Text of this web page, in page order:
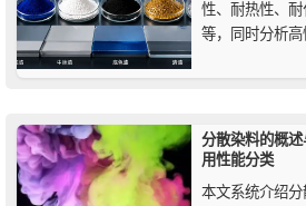
性、耐热性、
等，同时分析
汽车涂料中的
分散染料的概
用性能分类
本文系统介绍